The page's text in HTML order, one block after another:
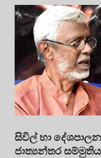
සිවිල් හා
ජාත්‍යන්තර